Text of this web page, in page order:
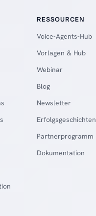
RESSOURCEN
Voice-Agents-Hub
Vorlagen & Hub
Webinar
Blog
Newsletter
Erfolgsgeschichten
Partnerprogramm
Dokumentation